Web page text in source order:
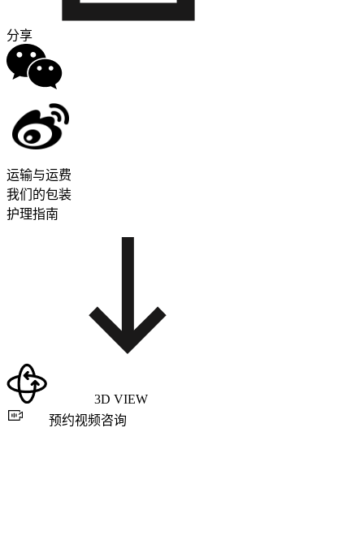
分享
运输与运费
我们的包装
护理指南
3D VIEW
预约视频咨询